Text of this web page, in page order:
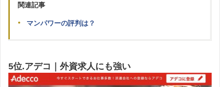
関連記事
マンパワーの評判は？
5位.アデコ｜外資求人にも強い